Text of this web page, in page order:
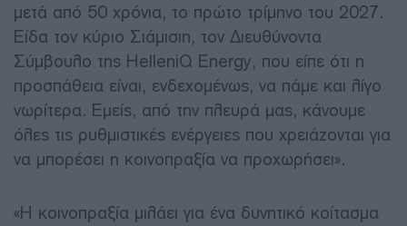
μετά από 50 χρόνια, το πρώτο τρίμηνο του 2027.
Είδα τον κύριο Σιάμισιη, τον Διευθύνοντα
Σύμβουλο της HelleniQ Energy, που είπε ότι η
προσπάθεια είναι, ενδεχομένως, να πάμε και λίγο
νωρίτερα. Εμείς, από την πλευρά μας, κάνουμε
όλες τις ρυθμιστικές ενέργειες που χρειάζονται για
να μπορέσει η κοινοπραξία να προχωρήσει».
«Η κοινοπραξία μιλάει για ένα δυνητικό κοίτασμα